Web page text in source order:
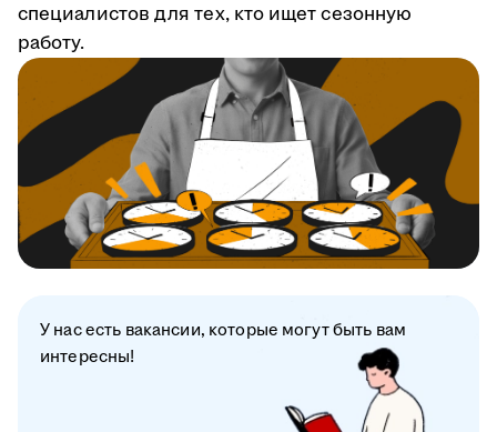
специалистов для тех, кто ищет сезонную
работу.
У нас есть вакансии, которые могут быть вам
интересны!